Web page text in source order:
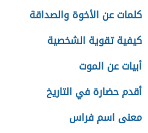
كلمات عن الأخوة والصداقة
كيفية تقوية الشخصية
أبيات عن الموت
أقدم حضارة في التاريخ
معنى اسم فراس